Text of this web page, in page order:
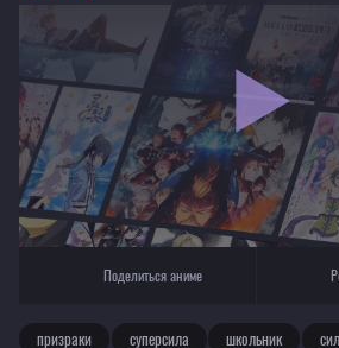
Если видео не работает, обновите страницу или выберите
Для просмотра некоторых аниме необходимо установить
Текущее воспроизведение：Моб Психо 100 [ТВ-2]
Поделиться аниме
призраки суперсила школьник